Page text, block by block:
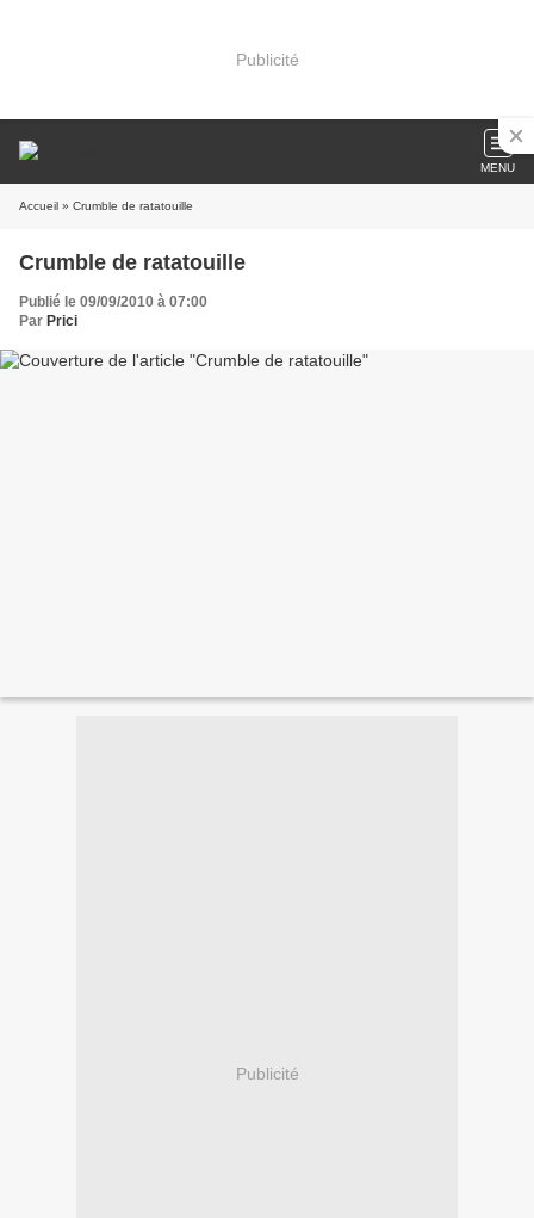
Publicité
MENU
Accueil » Crumble de ratatouille
Crumble de ratatouille
Publié le 09/09/2010 à 07:00
Par Prici
Publicité